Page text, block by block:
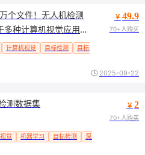
个文件！无人机检测
多种计算机视觉应用，
测与跟踪
计算机视觉 目标检测 目标追踪数据集
￥ 49.9
70+人购买
2025-09-22
测数据集
觉 机器学习 目标检测 深度学习
￥ 2
70+人购买